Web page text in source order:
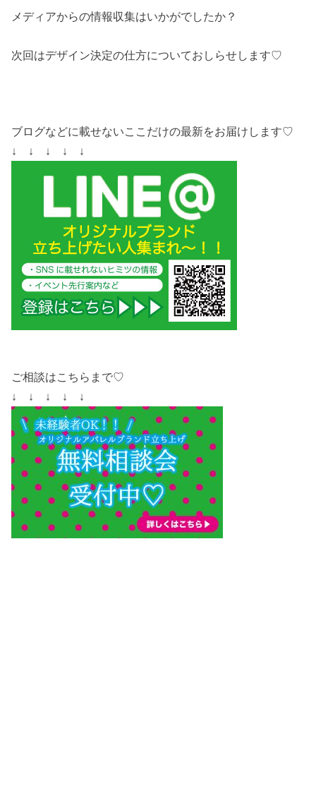
メディアからの情報収集はいかがでしたか？
次回はデザイン決定の仕方についておしらせします♡
ブログなどに載せないここだけの最新をお届けします♡
↓ ↓ ↓ ↓ ↓
ご相談はこちらまで♡
↓ ↓ ↓ ↓ ↓